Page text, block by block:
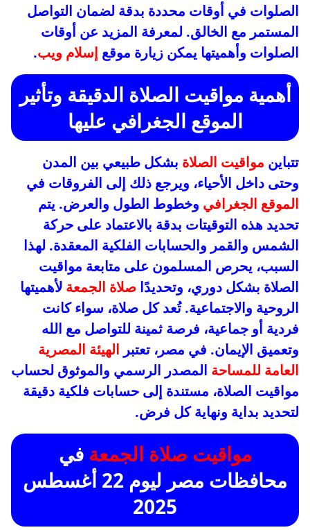
الصلوات في أوقات محددة بدقة لضمان التواصل
المستمر مع الخالق. لمعرفة المزيد عن أوقات
الصلوات وأهميتها يمكن زيارة موقع إسلام ويب.
أهمية مواقيت الصلاة الدقيقة وتأثير
الموقع الجغرافي عليها
تتباين مواقيت الصلاة بشكل طبيعي بين المدن
وحتى داخل الأحياء، ويرجع ذلك إلى الفروقات في
الموقع الجغرافي وخطوط الطول والعرض. يتم
تحديد هذه التوقيتات بدقة بالاعتماد على حركة
الشمس والقمر والحسابات الفلكية المعقدة. لهذا
السبب، يحرص المسلمون على متابعة مواقيت
الصلاة بشكل دوري، وتحديدًا صلاة الجمعة لأهميتها
الروحية والاجتماعية. تُعد كل صلاة، سواء كانت
فردية أو جماعية، فرصة ثمينة للتواصل مع الله
وتعميق الإيمان. في مصر، تعتبر الهيئة المصرية
العامة للمساحة المصدر الرسمي والموثوق لحساب
مواقيت الصلاة، مستندة إلى حسابات فلكية دقيقة
لتحديد بداية ونهاية كل فرض.
مواقيت صلاة الجمعة في
محافظات مصر ليوم 22 أغسطس
2025